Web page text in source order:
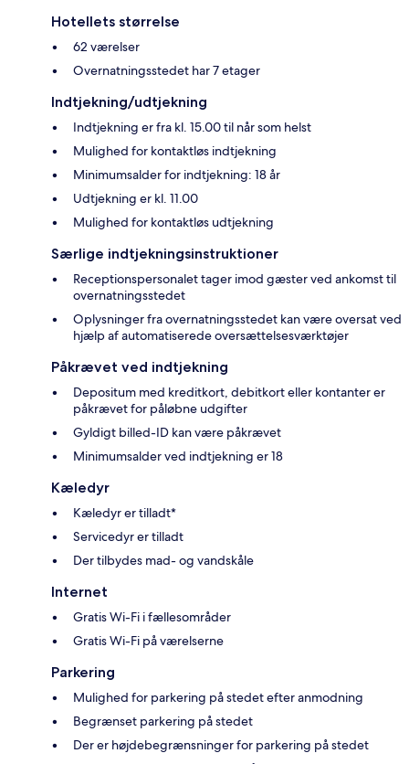
Hotellets størrelse
62 værelser
Overnatningsstedet har 7 etager
Indtjekning/udtjekning
Indtjekning er fra kl. 15.00 til når som helst
Mulighed for kontaktløs indtjekning
Minimumsalder for indtjekning: 18 år
Udtjekning er kl. 11.00
Mulighed for kontaktløs udtjekning
Særlige indtjekningsinstruktioner
Receptionspersonalet tager imod gæster ved ankomst til
overnatningsstedet
Oplysninger fra overnatningsstedet kan være oversat ved
hjælp af automatiserede oversættelsesværktøjer
Påkrævet ved indtjekning
Depositum med kreditkort, debitkort eller kontanter er
påkrævet for påløbne udgifter
Gyldigt billed-ID kan være påkrævet
Minimumsalder ved indtjekning er 18
Kæledyr
Kæledyr er tilladt*
Servicedyr er tilladt
Der tilbydes mad- og vandskåle
Internet
Gratis Wi-Fi i fællesområder
Gratis Wi-Fi på værelserne
Parkering
Mulighed for parkering på stedet efter anmodning
Begrænset parkering på stedet
Der er højdebegrænsninger for parkering på stedet